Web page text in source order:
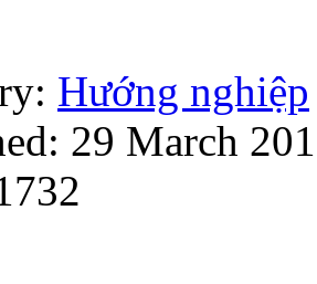
Hướng nghiệp
29 March